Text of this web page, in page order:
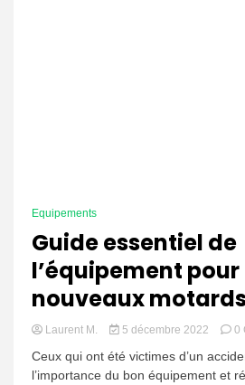
Equipements
Guide essentiel de
l’équipement pour
nouveaux
Laurent M. 5 décembre 2022 0
Ceux qui ont été victimes d’un
l’importance du bon équipement et